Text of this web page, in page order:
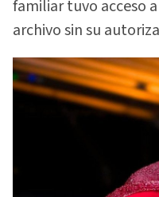
familiar tuvo acceso
archivo sin su